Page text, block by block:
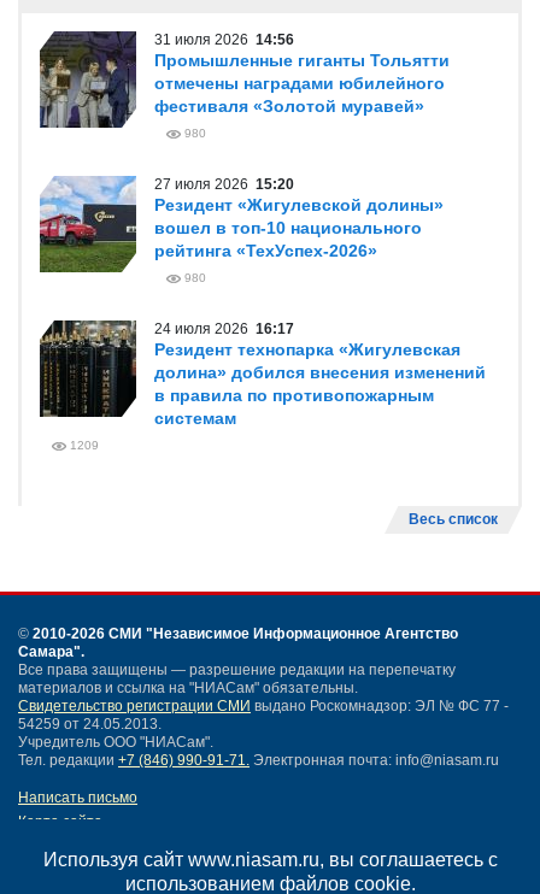
Используя сайт www.niasam.ru, вы соглашаетесь с
использованием файлов cookie.
31 июля 2026 14:56
Промышленные гиганты Тольятти
отмечены наградами юбилейного
фестиваля «Золотой муравей»
980
27 июля 2026 15:20
Резидент «Жигулевской долины»
вошел в топ-10 национального
рейтинга «ТехУспех-2026»
980
24 июля 2026 16:17
Резидент технопарка «Жигулевская
долина» добился внесения изменений
в правила по противопожарным
системам
1209
Весь список
© 2010-2026 СМИ "Независимое Информационное Агентство
Самара".
Все права защищены — разрешение редакции на перепечатку
материалов и ссылка на "НИАСам" обязательны.
Свидетельство регистрации СМИ выдано Роскомнадзор: ЭЛ № ФС 77 -
54259 от 24.05.2013.
Учредитель ООО "НИАСам".
Тел. редакции +7 (846) 990-91-71. Электронная почта: info@niasam.ru
Написать письмо
Карта сайта
Политика конфиденциальности